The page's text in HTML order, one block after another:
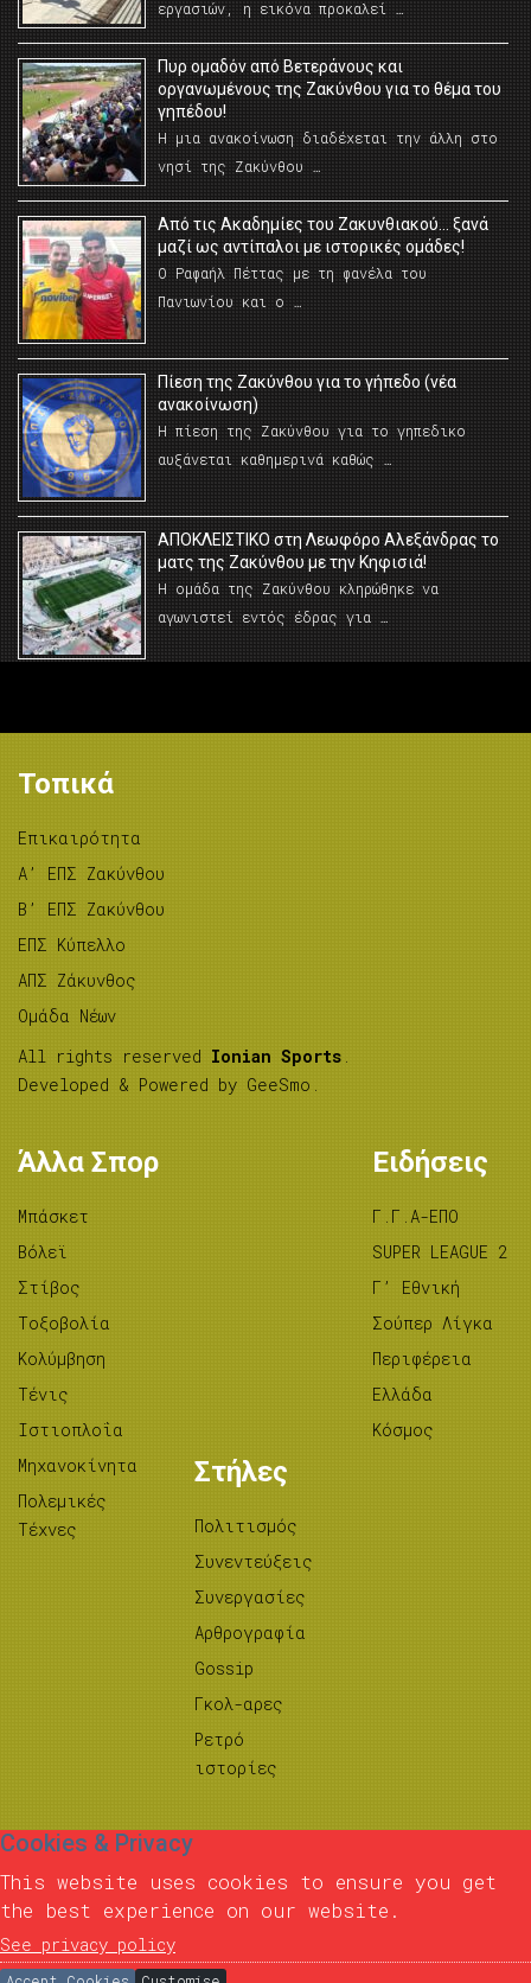
εργασιών, η εικόνα προκαλεί …
Πυρ ομαδόν από Βετεράνους και
οργανωμένους της Ζακύνθου για το θέμα του
γηπέδου!
Η μια ανακοίνωση διαδέχεται την άλλη στο
νησί της Ζακύνθου …
Από τις Ακαδημίες του Ζακυνθιακού… ξανά
μαζί ως αντίπαλοι με ιστορικές ομάδες!
Ο Ραφαήλ Πέττας με τη φανέλα του
Πανιωνίου και ο …
Πίεση της Ζακύνθου για το γήπεδο (νέα
ανακοίνωση)
Η πίεση της Ζακύνθου για το γηπεδικο
αυξάνεται καθημερινά καθώς …
AΠΟΚΛΕΙΣΤΙΚΟ στη Λεωφόρο Αλεξάνδρας το
ματς της Ζακύνθου με την Κηφισιά!
Η ομάδα της Ζακύνθου κληρώθηκε να
αγωνιστεί εντός έδρας για …
Τοπικά
Επικαιρότητα
A’ ΕΠΣ Ζακύνθου
B’ ΕΠΣ Ζακύνθου
ΕΠΣ Κύπελλο
ΑΠΣ Ζάκυνθος
Ομάδα Νέων
All rights reserved Ionian Sports .
Developed & Powered by GeeSmo .
Άλλα Σπορ
Μπάσκετ
Βόλεϊ
Στίβος
Tοξοβολία
Κολύμβηση
Τένις
Ιστιοπλοΐα
Μηχανοκίνητα
Πολεμικές
Τέχνες
Ειδήσεις
Γ.Γ.Α-ΕΠΟ
SUPER LEAGUE 2
Γ’ Εθνική
Σούπερ Λίγκα
Περιφέρεια
Ελλάδα
Κόσμος
Στήλες
Πολιτισμός
Συνεντεύξεις
Συνεργασίες
Αρθρογραφία
Gossip
Γκολ-αρες
Ρετρό
ιστορίες
Cookies & Privacy
This website uses cookies to ensure you get
the best experience on our website.
See privacy policy